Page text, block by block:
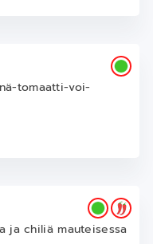
tomaatti-voi-
ja chiliä mauteisessa